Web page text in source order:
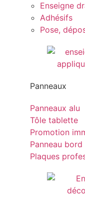
Enseigne
Adhésifs
Pose,
Panneaux
Panneaux alu
Tôle tablette
Promotion
Panneau
Plaques